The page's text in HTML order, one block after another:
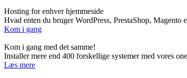
Hosting for enhver hjemmeside
Hvad enten du bruger WordPress, PrestaShop,
Kom i gang
Kom i gang med det samme!
Installer mere end 400 forskellige systemer med vores
Læs mere